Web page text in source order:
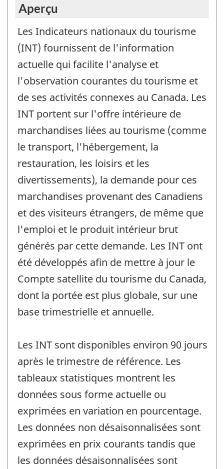
Aperçu
Les Indicateurs nationaux du tourisme
(INT) fournissent de l'information
actuelle qui facilite l'analyse et
l'observation courantes du tourisme et
de ses activités connexes au Canada. Les
INT portent sur l'offre intérieure de
marchandises liées au tourisme (comme
le transport, l'hébergement, la
restauration, les loisirs et les
divertissements), la demande pour ces
marchandises provenant des Canadiens
et des visiteurs étrangers, de même que
l'emploi et le produit intérieur brut
générés par cette demande. Les INT ont
été développés afin de mettre à jour le
Compte satellite du tourisme du Canada,
dont la portée est plus globale, sur une
base trimestrielle et annuelle.
Les INT sont disponibles environ 90 jours
après le trimestre de référence. Les
tableaux statistiques montrent les
données sous forme actuelle ou
exprimées en variation en pourcentage.
Les données non désaisonnalisées sont
exprimées en prix courants tandis que
les données désaisonnalisées sont